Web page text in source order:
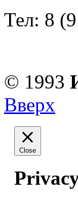
Тел: 8
© 1993
Вверх
Close